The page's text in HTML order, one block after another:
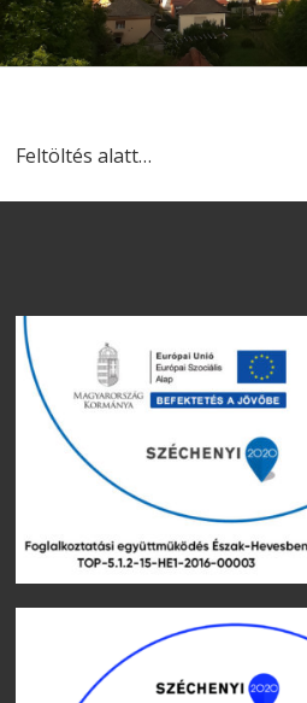
Feltöltés alatt…